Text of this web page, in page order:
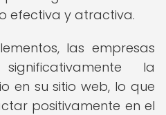
efectiva y atractiva.
las empresas
la
en su sitio web, lo que
positivamente en el